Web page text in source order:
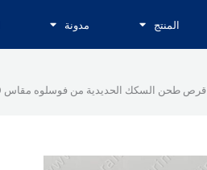
المنتج مدونة
قرص طحن السكك الحديدية من فوسلوه مقاس 120×73×40 المخصص لقطار الطحن عالي السرعة (HSG)